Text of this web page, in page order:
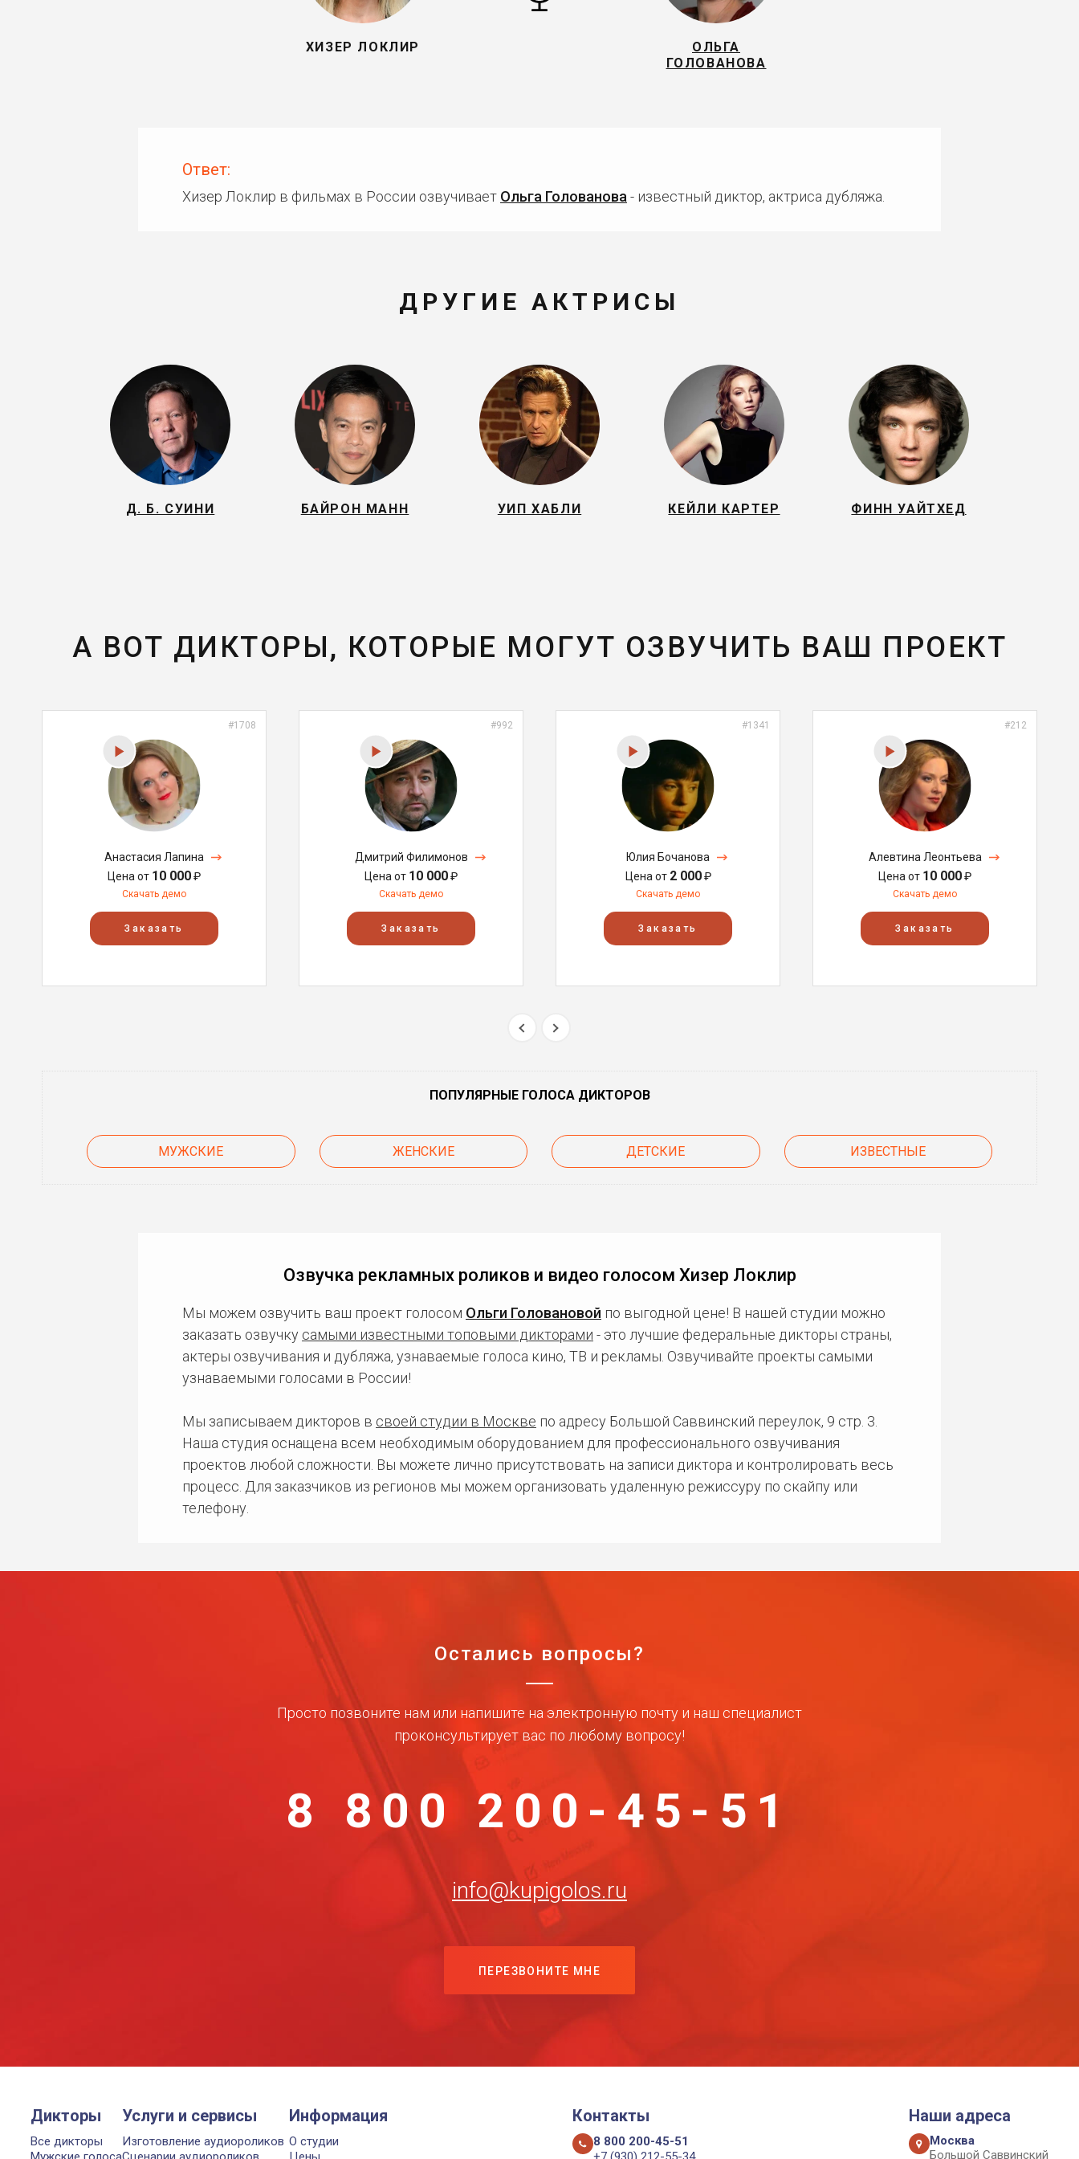
ХИЗЕР ЛОКЛИР
ОЛЬГА
ГОЛОВАНОВА
Ответ:
Хизер Локлир в фильмах в России озвучивает Ольга Голованова - известный диктор, актриса дубляжа.
ДРУГИЕ АКТРИСЫ
Д. Б. СУИНИ БАЙРОН МАНН УИП ХАБЛИ КЕЙЛИ КАРТЕР ФИНН УАЙТХЕД
А ВОТ ДИКТОРЫ, КОТОРЫЕ МОГУТ ОЗВУЧИТЬ ВАШ ПРОЕКТ
#1708
Анастасия Лапина
Цена от 10 000₽
Скачать демо
Заказать
#992
Дмитрий Филимонов
Цена от 10 000₽
Скачать демо
Заказать
#1341
Юлия Бочанова
Цена от 2 000₽
Скачать демо
Заказать
#212
Алевтина Леонтьева
Цена от 10 000₽
Скачать демо
Заказать
ПОПУЛЯРНЫЕ ГОЛОСА ДИКТОРОВ
МУЖСКИЕ ЖЕНСКИЕ ДЕТСКИЕ ИЗВЕСТНЫЕ
Озвучка рекламных роликов и видео голосом Хизер Локлир
Мы можем озвучить ваш проект голосом Ольги Головановой по выгодной цене! В нашей студии можно
заказать озвучку самыми известными топовыми дикторами - это лучшие федеральные дикторы страны,
актеры озвучивания и дубляжа, узнаваемые голоса кино, ТВ и рекламы. Озвучивайте проекты самыми
узнаваемыми голосами в России!
Мы записываем дикторов в своей студии в Москве по адресу Большой Саввинский переулок, 9 стр. 3.
Наша студия оснащена всем необходимым оборудованием для профессионального озвучивания
проектов любой сложности. Вы можете лично присутствовать на записи диктора и контролировать весь
процесс. Для заказчиков из регионов мы можем организовать удаленную режиссуру по скайпу или
телефону.
Остались вопросы?
Просто позвоните нам или напишите на электронную почту и наш специалист
проконсультирует вас по любому вопросу!
8 800 200-45-51
info@kupigolos.ru
ПЕРЕЗВОНИТЕ МНЕ
Дикторы
Все дикторы
Услуги и сервисы
Изготовление аудиороликов
Информация
О студии
Контакты
8 800 200-45-51
Наши адреса
Москва
Большой Саввинский